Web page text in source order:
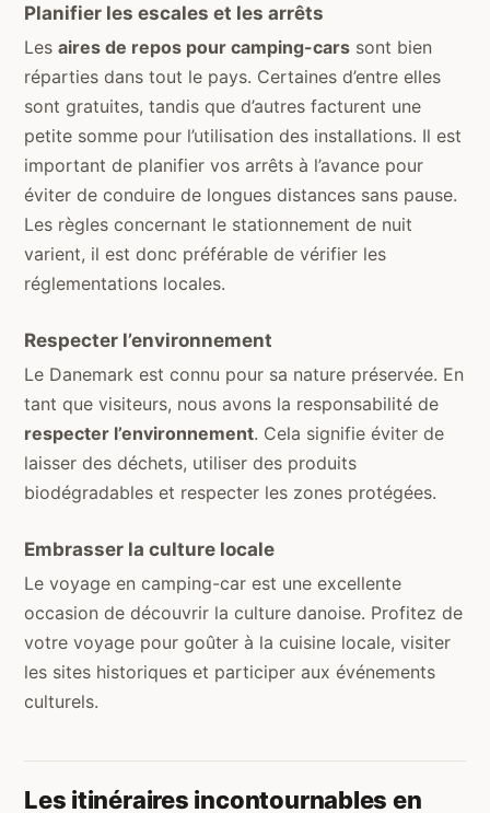
Planifier les escales et les arrêts
Les aires de repos pour camping-cars sont bien
réparties dans tout le pays. Certaines d’entre elles
sont gratuites, tandis que d’autres facturent une
petite somme pour l’utilisation des installations. Il est
important de planifier vos arrêts à l’avance pour
éviter de conduire de longues distances sans pause.
Les règles concernant le stationnement de nuit
varient, il est donc préférable de vérifier les
réglementations locales.
Respecter l’environnement
Le Danemark est connu pour sa nature préservée. En
tant que visiteurs, nous avons la responsabilité de
respecter l’environnement. Cela signifie éviter de
laisser des déchets, utiliser des produits
biodégradables et respecter les zones protégées.
Embrasser la culture locale
Le voyage en camping-car est une excellente
occasion de découvrir la culture danoise. Profitez de
votre voyage pour goûter à la cuisine locale, visiter
les sites historiques et participer aux événements
culturels.
Les itinéraires incontournables en